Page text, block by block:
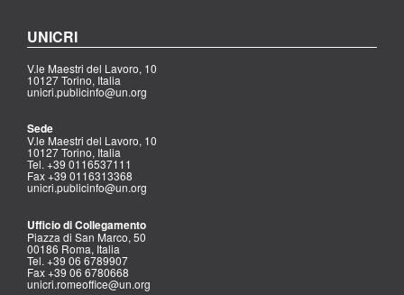
UNICRI
V.le Maestri del Lavoro, 10
10127 Torino, Italia
unicri.publicinfo@un.org
Sede
V.le Maestri del Lavoro, 10
10127 Torino, Italia
Tel. +39 0116537111
Fax +39 0116313368
unicri.publicinfo@un.org
Ufficio di Collegamento
Piazza di San Marco, 50
00186 Roma, Italia
Tel. +39 06 6789907
Fax +39 06 6780668
unicri.romeoffice@un.org